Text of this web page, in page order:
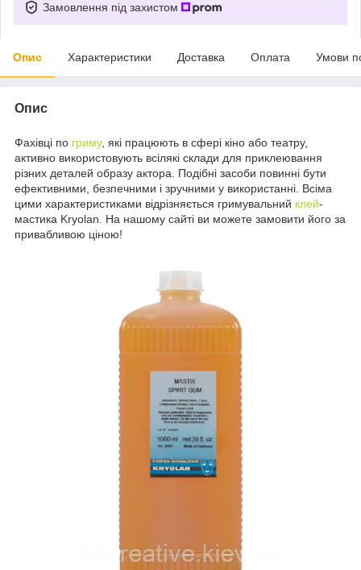
Замовлення під захистом
Опис Характеристики Доставка Оплата Умови
Опис
Фахівці по гриму, які працюють в сфері кіно або театру,
активно використовують всілякі склади для приклеювання
різних деталей образу актора. Подібні засоби повинні бути
ефективними, безпечними і зручними у використанні. Всіма
цими характеристиками відрізняється гримувальний клей-
мастика Kryolan. На нашому сайті ви можете замовити його за
привабливою ціною!